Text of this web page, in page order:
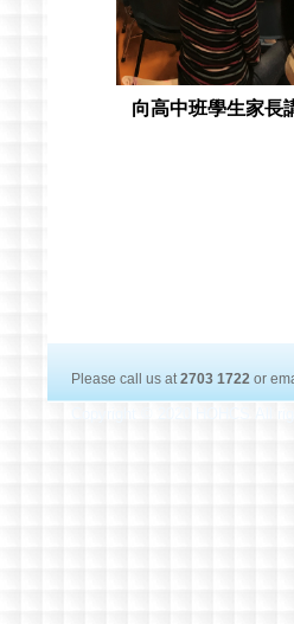
向高中班學生家長
Please call us at2703 1722 or